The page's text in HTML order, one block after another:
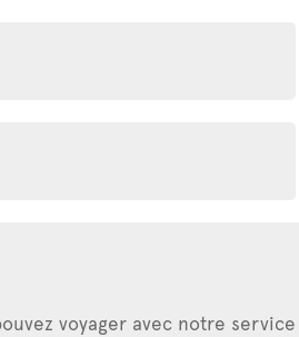
voyager avec notre service